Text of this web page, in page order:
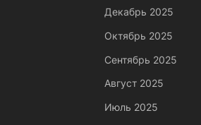
Декабрь 2025
Октябрь 2025
Сентябрь 2025
Август 2025
Июль 2025